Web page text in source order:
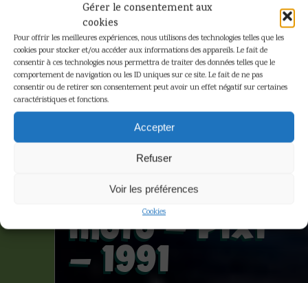
Gérer le consentement aux
cookies
Pour offrir les meilleures expériences, nous utilisons des technologies telles que les
cookies pour stocker et/ou accéder aux informations des appareils. Le fait de
consentir à ces technologies nous permettra de traiter des données telles que le
comportement de navigation ou les ID uniques sur ce site. Le fait de ne pas
consentir ou de retirer son consentement peut avoir un effet négatif sur certaines
caractéristiques et fonctions.
Accepter
Refuser
Voir les préférences
Cookies
Franquin –
Figurine
Gaston à
moto – Pixi
– 1991